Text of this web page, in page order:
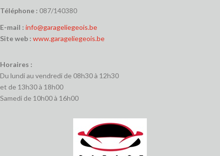
Téléphone : 087/140380
E-mail : info@garageliegeois.be
Site web : www.garageliegeois.be
Horaires :
Du lundi au vendredi de 08h30 à 12h30
et de 13h30 à 18h00
Samedi de 10h00 à 16h00